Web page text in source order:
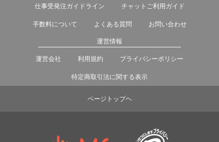
仕事受発注ガイドライン チャットご利用ガイド
手数料について よくある質問 お問い合わせ
運営情報
運営会社 利用規約 プライバシーポリシー
特定商取引法に関する表示
ページトップヘ